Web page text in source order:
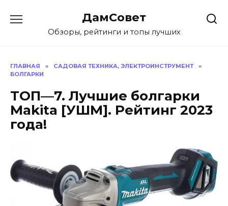
содержанию
ДамСовет
Обзоры, рейтинги и топы лучших
ГЛАВНАЯ » САДОВАЯ ТЕХНИКА, ЭЛЕКТРОИНСТРУМЕНТ
»
БОЛГАРКИ
ТОП—7. Лучшие болгарки
Makita [УШМ]. Рейтинг 2023
года!